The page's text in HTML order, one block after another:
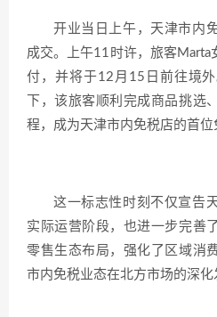
开业当日上午，天津市内
成交。上午11时许，旅客Marta
付，并将于12月15日前往境
下，该旅客顺利完成商品挑选
程，成为天津市内免税店的首位
这一标志性时刻不仅宣告
实际运营阶段，也进一步完善
零售生态布局，强化了区域消
市内免税业态在北方市场的深化